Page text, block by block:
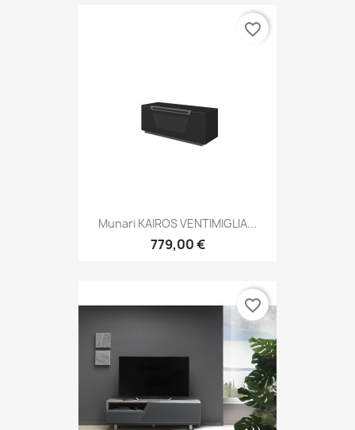
Munari KAIROS VENTIMIGLIA...
779,00 €
favorite_border
favorite_border